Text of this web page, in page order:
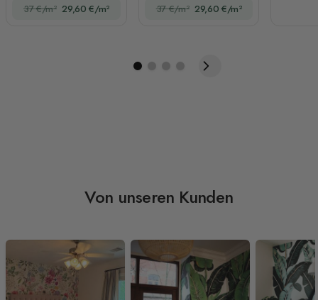
37 €/m² 29,60 €/m² 37 €/m² 29,60 €/m²
Von unseren Kunden